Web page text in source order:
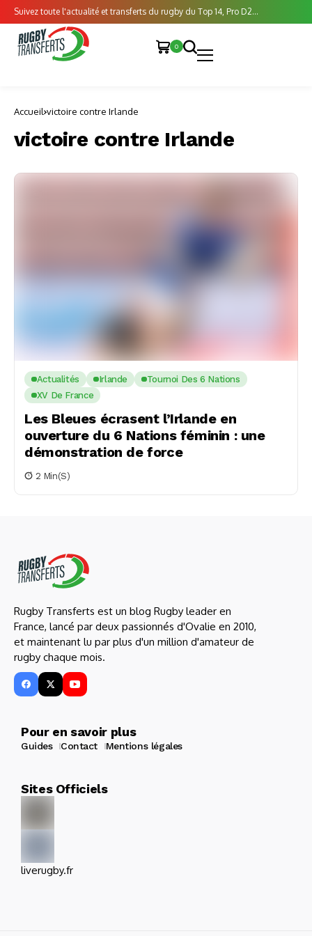
Suivez toute l'actualité et transferts du rugby du Top 14, Pro D2...
0
Accueil victoire contre Irlande
victoire contre Irlande
Actualités Irlande
Tournoi Des 6 Nations
XV De France
Les Bleues écrasent l’Irlande en
ouverture du 6 Nations féminin : une
démonstration de force
2 Min(s)
Rugby Transferts est un blog Rugby leader en
France, lancé par deux passionnés d'Ovalie en 2010,
et maintenant lu par plus d'un million d'amateur de
rugby chaque mois.
Pour en savoir plus
Guides Contact Mentions légales
Sites Officiels
liverugby.fr